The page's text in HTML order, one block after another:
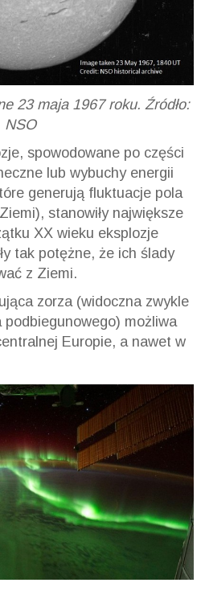
23 maja 1967 roku. Źródło:
NSO
spowodowane po części
lub wybuchy energii
generują fluktuacje pola
stanowiły największe
XX wieku eksplozje
tak potężne, że ich ślady
z Ziemi.
zorza (widoczna zwykle
podbiegunowego) możliwa
Europie, a nawet w